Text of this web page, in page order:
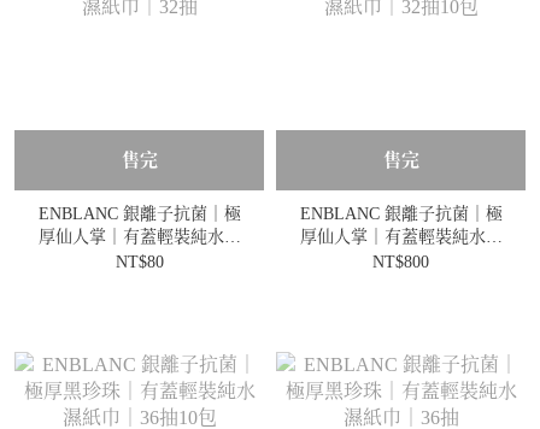
售完
ENBLANC 銀離子抗菌｜極
厚仙人掌｜有蓋輕裝純水濕
紙巾｜32抽
NT$80
售完
ENBLANC 銀離子抗菌｜極
厚仙人掌｜有蓋輕裝純水濕
紙巾｜32抽10包
NT$800